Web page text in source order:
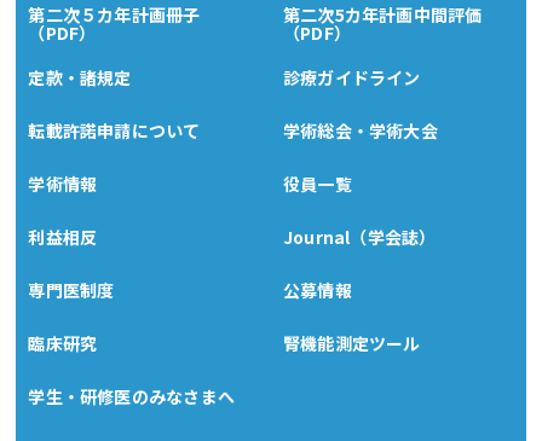
第二次５カ年計画冊子
（PDF）
第二次5カ年計画中間評価
（PDF）
定款・諸規定
診療ガイドライン
転載許諾申請について 学術総会・学術大会
学術情報 役員一覧
利益相反 Journal（学会誌）
専門医制度 公募情報
臨床研究 腎機能測定ツール
学生・研修医のみなさまへ